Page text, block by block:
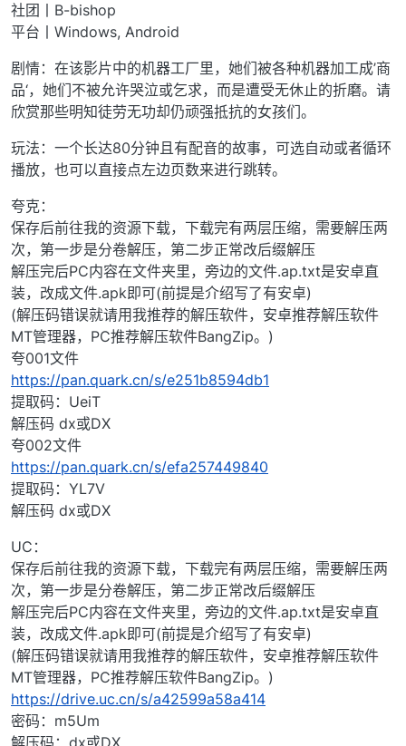
社团丨B-bishop
平台丨Windows, Android
剧情：在该影片中的机器工厂里，她们被各种机器加工成’商
品‘，她们不被允许哭泣或乞求，而是遭受无休止的折磨。请
欣赏那些明知徒劳无功却仍顽强抵抗的女孩们。
玩法：一个长达80分钟且有配音的故事，可选自动或者循环
播放，也可以直接点左边页数来进行跳转。
夸克：
保存后前往我的资源下载，下载完有两层压缩，需要解压两
次，第一步是分卷解压，第二步正常改后缀解压
解压完后PC内容在文件夹里，旁边的文件.ap.txt是安卓直
装，改成文件.apk即可(前提是介绍写了有安卓)
(解压码错误就请用我推荐的解压软件，安卓推荐解压软件
MT管理器，PC推荐解压软件BangZip。)
夸001文件
https://pan.quark.cn/s/e251b8594db1
提取码：UeiT
解压码 dx或DX
夸002文件
https://pan.quark.cn/s/efa257449840
提取码：YL7V
解压码 dx或DX
UC：
保存后前往我的资源下载，下载完有两层压缩，需要解压两
次，第一步是分卷解压，第二步正常改后缀解压
解压完后PC内容在文件夹里，旁边的文件.ap.txt是安卓直
装，改成文件.apk即可(前提是介绍写了有安卓)
(解压码错误就请用我推荐的解压软件，安卓推荐解压软件
MT管理器，PC推荐解压软件BangZip。)
https://drive.uc.cn/s/a42599a58a414
密码：m5Um